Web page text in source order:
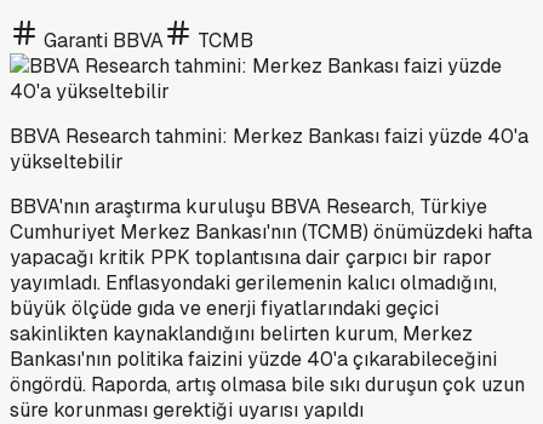
Garanti BBVA TCMB
BBVA Research tahmini: Merkez Bankası faizi yüzde 40'a
yükseltebilir
BBVA'nın araştırma kuruluşu BBVA Research, Türkiye
Cumhuriyet Merkez Bankası'nın (TCMB) önümüzdeki hafta
yapacağı kritik PPK toplantısına dair çarpıcı bir rapor
yayımladı. Enflasyondaki gerilemenin kalıcı olmadığını,
büyük ölçüde gıda ve enerji fiyatlarındaki geçici
sakinlikten kaynaklandığını belirten kurum, Merkez
Bankası'nın politika faizini yüzde 40'a çıkarabileceğini
öngördü. Raporda, artış olmasa bile sıkı duruşun çok uzun
süre korunması gerektiği uyarısı yapıldı